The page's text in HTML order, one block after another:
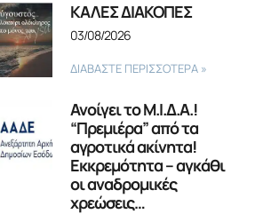
ΚΑΛΕΣ ΔΙΑΚΟΠΕΣ
03/08/2026
ΔΙΑΒΑΣΤΕ ΠΕΡΙΣΣΟΤΕΡΑ »
Ανοίγει το Μ.Ι.Δ.Α.!
“Πρεμιέρα” από τα
αγροτικά ακίνητα!
Εκκρεμότητα – αγκάθι
οι αναδρομικές
χρεώσεις…